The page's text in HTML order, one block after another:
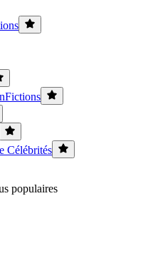
Célébrités
populaires